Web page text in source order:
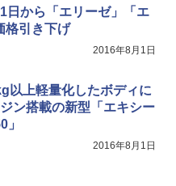
日から「エリーゼ」「エ
格引き下げ
2016年8月1日
以上軽量化したボディに
ン搭載の新型「エキシー
2016年8月1日